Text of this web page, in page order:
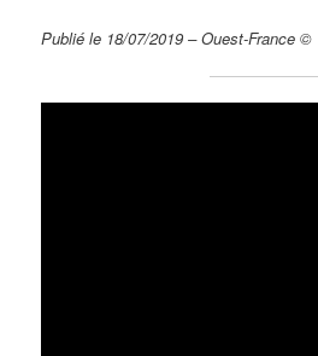
Publié le 18/07/2019 – Ouest-France ©